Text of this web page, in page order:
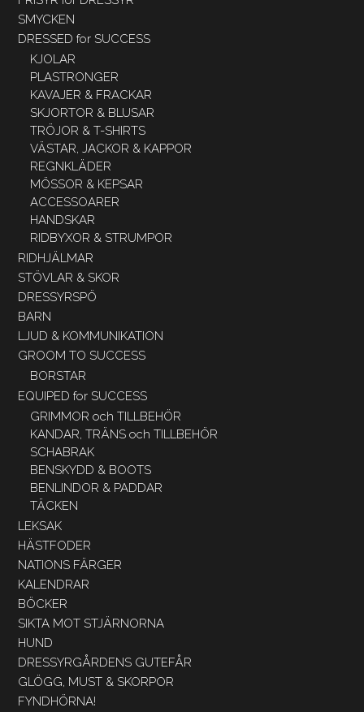
SMYCKEN
DRESSED for SUCCESS
KJOLAR
PLASTRONGER
KAVAJER & FRACKAR
SKJORTOR & BLUSAR
TRÖJOR & T-SHIRTS
VÄSTAR, JACKOR & KAPPOR
REGNKLÄDER
MÖSSOR & KEPSAR
ACCESSOARER
HANDSKAR
RIDBYXOR & STRUMPOR
RIDHJÄLMAR
STÖVLAR & SKOR
DRESSYRSPÖ
BARN
LJUD & KOMMUNIKATION
GROOM TO SUCCESS
BORSTAR
EQUIPED for SUCCESS
GRIMMOR och TILLBEHÖR
KANDAR, TRÄNS och TILLBEHÖR
SCHABRAK
BENSKYDD & BOOTS
BENLINDOR & PADDAR
TÄCKEN
LEKSAK
HÄSTFODER
NATIONS FÄRGER
KALENDRAR
BÖCKER
SIKTA MOT STJÄRNORNA
HUND
DRESSYRGÅRDENS GUTEFÅR
GLÖGG, MUST & SKORPOR
FYNDHÖRNA!